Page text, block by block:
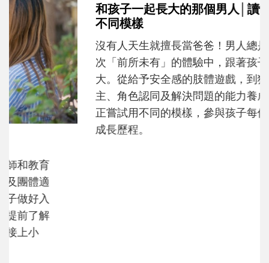
和孩子一起長大的那個男人│讀懂父親的
不同模樣
沒有人天生就擅長當爸爸！男人總是在一次
次「前所未有」的體驗中，跟著孩子一起長
大。從給予安全感的肢體遊戲，到獨立自
主、角色認同及解決問題的能力養成。爸爸
正嘗試用不同的模樣，參與孩子每個重要的